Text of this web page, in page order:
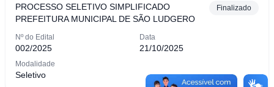
PROCESSO SELETIVO SIMPLIFICADO
PREFEITURA MUNICIPAL DE SÃO LUDGERO
Finalizado
Nº do Edital
002/2025
Data
21/10/2025
Modalidade
Seletivo